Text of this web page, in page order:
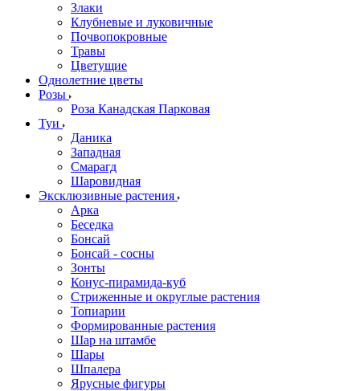
Злаки
Клубневые и луковичные
Почвопокровные
Травы
Цветущие
Однолетние цветы
Розы
Роза Канадская Парковая
Туи
Даника
Западная
Смарагд
Шаровидная
Эксклюзивные растения
Арка
Беседка
Бонсай
Бонсай - сосны
Зонты
Конус-пирамида-куб
Стриженные и округлые растения
Топиарии
Формированные растения
Шар на штамбе
Шары
Шпалера
Ярусные фигуры